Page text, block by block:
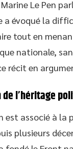
Le Pen
a évoqué la
tout en
nationale,
récit en
l’héritage
est associé à la
plusieurs